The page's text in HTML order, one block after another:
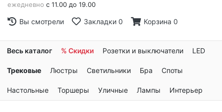
ежедневно с 11.00 до 19.00
Вы смотрели Закладки 0 Корзина 0
Весь каталог % Скидки Розетки и выключатели LED
Трековые Люстры Светильники Бра Споты
Настольные Торшеры Уличные Лампы Интерьер